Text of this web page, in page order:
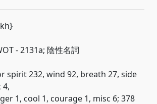
- 2131a; 陰性名詞
spirit 232, wind 92, breath 27, side
4,
1, cool 1, courage 1, misc 6; 378